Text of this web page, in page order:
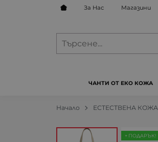
За Нас Магазини
ЧАНТИ ОТ ЕКО КОЖА
Начало ЕСТЕСТВЕНА КОЖА
+ ПОДАРЪК!